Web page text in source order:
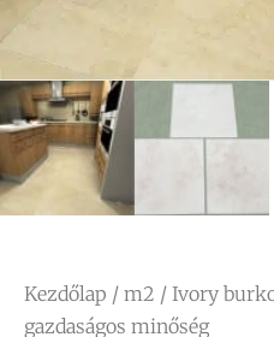
Kezdőlap / m2 / Ivory
gazdaságos minőség